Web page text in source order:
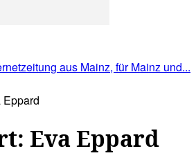
Eppard
Eva Eppard